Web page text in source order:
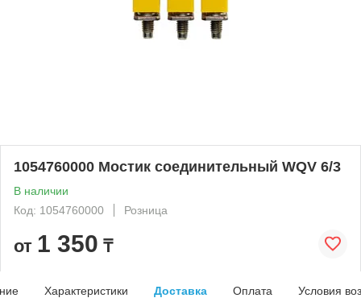
1054760000 Мостик соединительный WQV 6/3
В наличии
Код: 1054760000
Розница
от 1 350 ₸
Характеристики Доставка Оплата Условия